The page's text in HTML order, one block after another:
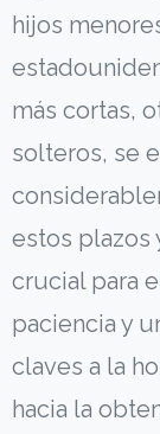
hijos
más cortas,
solteros, se
estos plazos
crucial para
paciencia y
claves a la
hacia la